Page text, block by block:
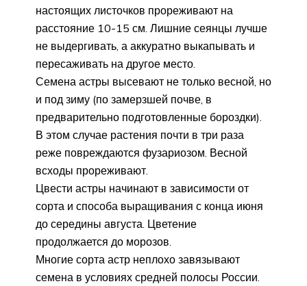
настоящих листочков прореживают на
расстояние 10-15 см. Лишние сеянцы лучше
не выдергивать, а аккуратно выкапывать и
пересаживать на другое место.
Семена астры высевают не только весной, но
и под зиму (по замерзшей почве, в
предварительно подготовленные бороздки).
В этом случае растения почти в три раза
реже повреждаются фузариозом. Весной
всходы прореживают.
Цвести астры начинают в зависимости от
сорта и способа выращивания с конца июня
до середины августа. Цветение
продолжается до морозов.
Многие сорта астр неплохо завязывают
семена в условиях средней полосы России.